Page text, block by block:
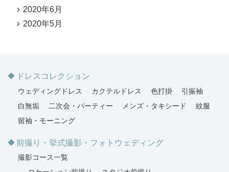
2020年6月
2020年5月
ドレスコレクション
ウェディングドレス カクテルドレス 色打掛
引振袖
白無垢
二次会・パーティー メンズ・タキシード
紋服
留袖・モーニング
前撮り・挙式撮影・フォトウェディング
撮影コース一覧